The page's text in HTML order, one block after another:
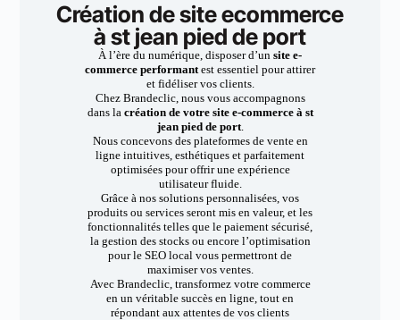
Création de site ecommerce
à st jean pied de port
À l’ère du numérique, disposer d’un site e-
commerce performantest essentiel pour attirer
et fidéliser vos clients.
Chez Brandeclic, nous vous accompagnons
dans la création de votre site e-commerce à st
jean pied de port.
Nous concevons des plateformes de vente en
ligne intuitives, esthétiques et parfaitement
optimisées pour offrir une expérience
utilisateur fluide.
Grâce à nos solutions personnalisées, vos
produits ou services seront mis en valeur, et les
fonctionnalités telles que le paiement sécurisé,
la gestion des stocks ou encore l’optimisation
pour le SEO local vous permettront de
maximiser vos ventes.
Avec Brandeclic, transformez votre commerce
en un véritable succès en ligne, tout en
répondant aux attentes de vos clients